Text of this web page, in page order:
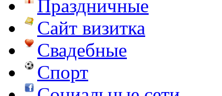
Праздничные
Сайт визитка
Свадебные
Спорт